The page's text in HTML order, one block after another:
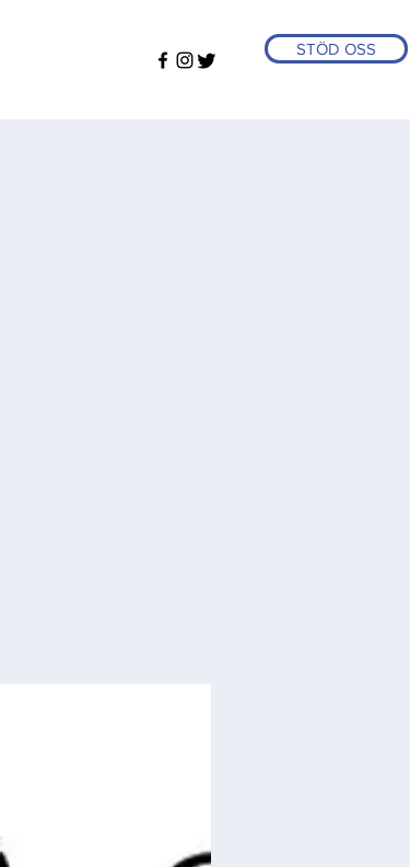
STÖD OSS